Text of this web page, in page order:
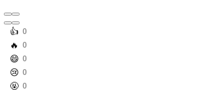
️👍 0
️🔥 0
️😄 0
️😢 0
️🤬 0